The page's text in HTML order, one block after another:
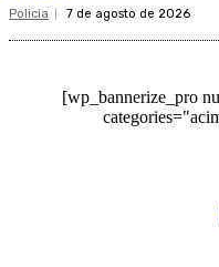
Policia 7 de agosto de 2026
[wp_bannerize_pro